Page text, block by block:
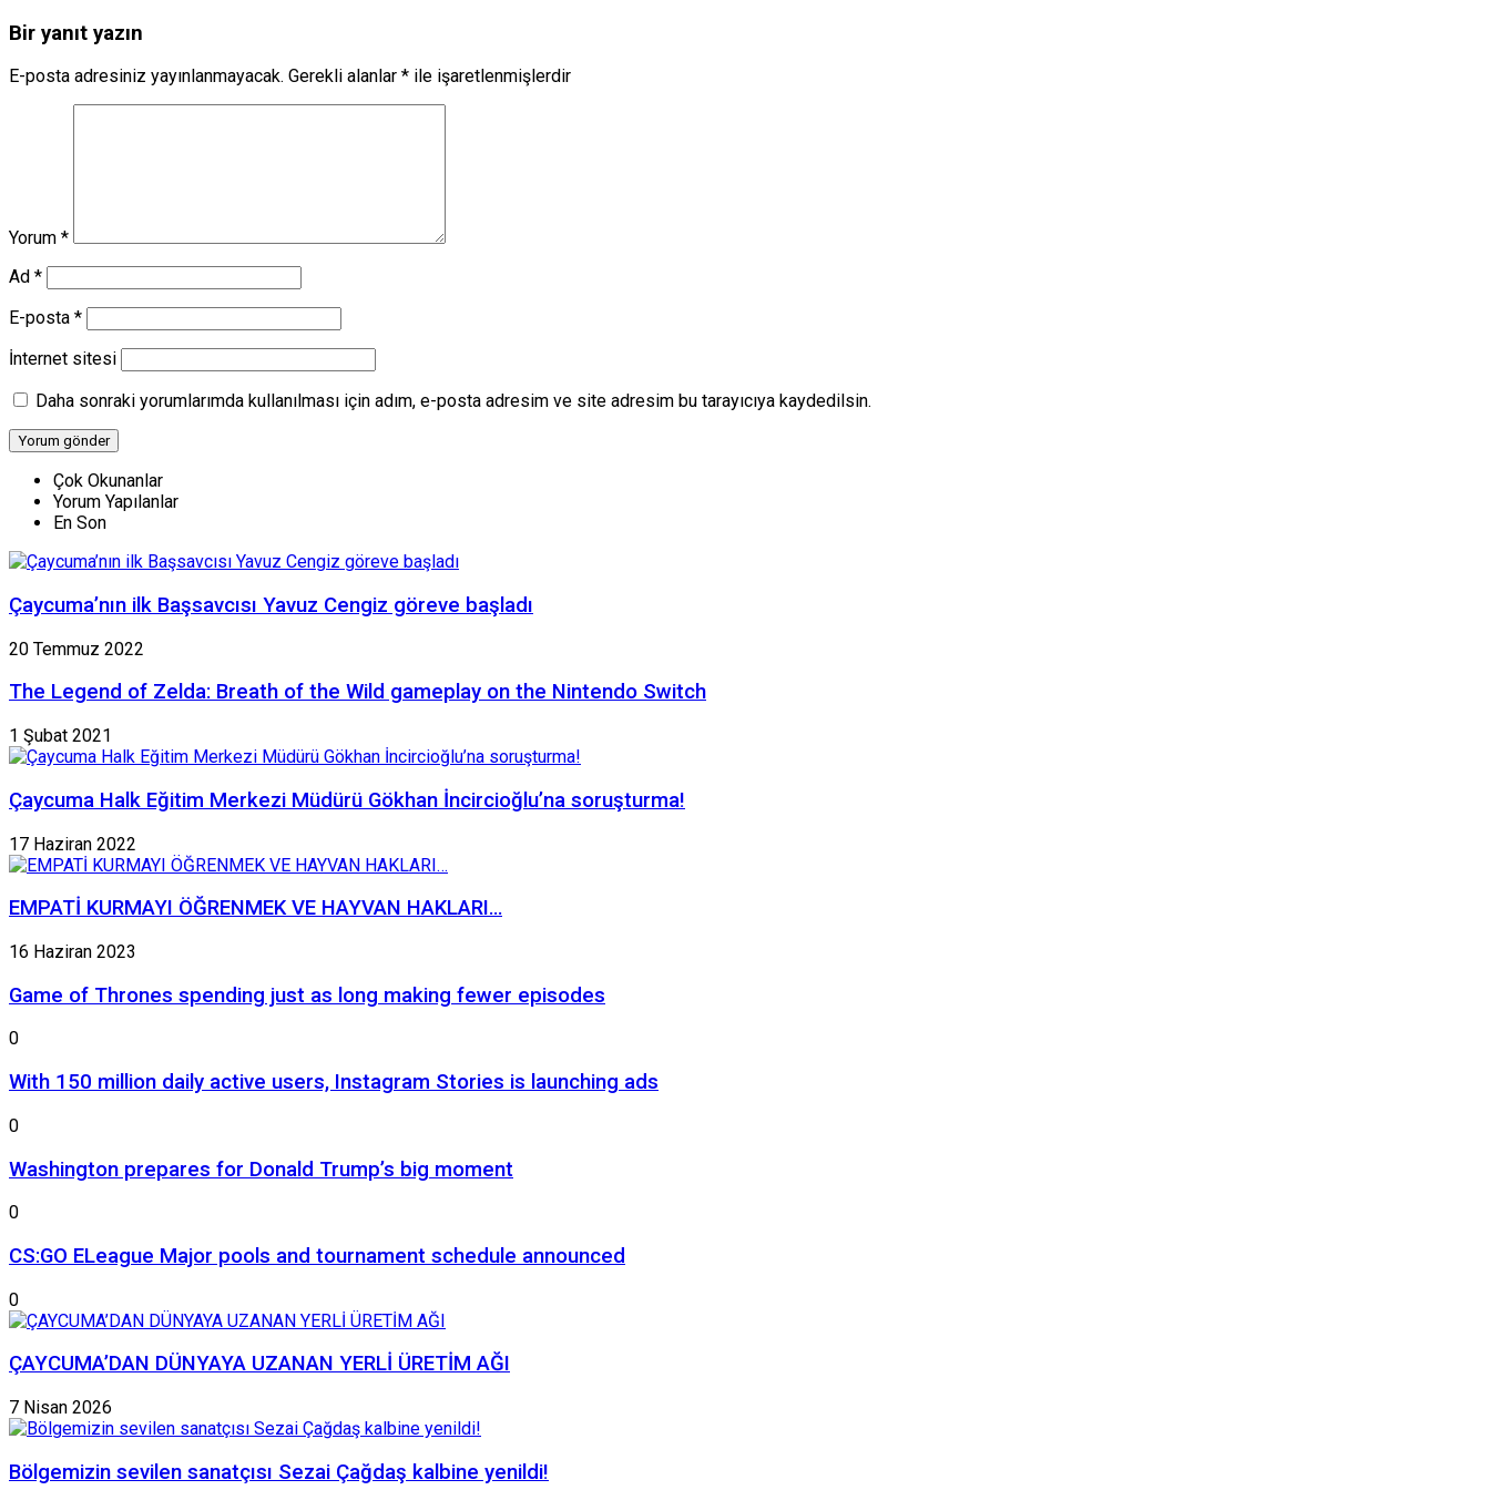
Bir yanıt yazın
E-posta adresiniz yayınlanmayacak. Gerekli alanlar * ile işaretlenmişlerdir
Yorum *
Ad *
E-posta *
İnternet sitesi
Daha sonraki yorumlarımda kullanılması için adım, e-posta adresim ve site adresim bu tarayıcıya kaydedilsin.
Çok Okunanlar
Yorum Yapılanlar
En Son
Çaycuma’nın ilk Başsavcısı Yavuz Cengiz göreve başladı
20 Temmuz 2022
The Legend of Zelda: Breath of the Wild gameplay on the Nintendo Switch
1 Şubat 2021
Çaycuma Halk Eğitim Merkezi Müdürü Gökhan İncircioğlu’na soruşturma!
17 Haziran 2022
EMPATİ KURMAYI ÖĞRENMEK VE HAYVAN HAKLARI…
16 Haziran 2023
Game of Thrones spending just as long making fewer episodes
0
With 150 million daily active users, Instagram Stories is launching ads
0
Washington prepares for Donald Trump’s big moment
0
CS:GO ELeague Major pools and tournament schedule announced
0
ÇAYCUMA’DAN DÜNYAYA UZANAN YERLİ ÜRETİM AĞI
7 Nisan 2026
Bölgemizin sevilen sanatçısı Sezai Çağdaş kalbine yenildi!